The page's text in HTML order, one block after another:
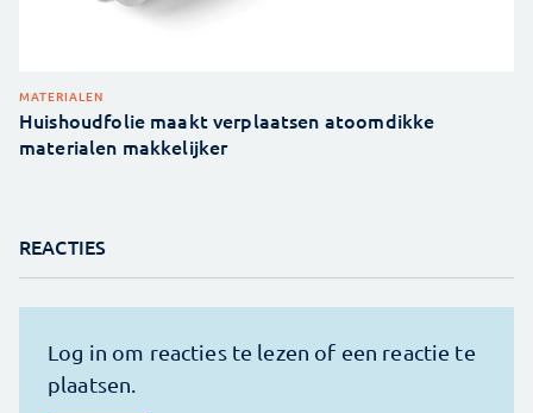
MATERIALEN
Huishoudfolie maakt verplaatsen atoomdikke
materialen makkelijker
REACTIES